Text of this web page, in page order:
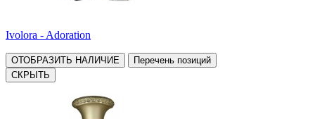
Ivolora - Adoration
ОТОБРАЗИТЬ НАЛИЧИЕ
Перечень позиций
СКРЫТЬ